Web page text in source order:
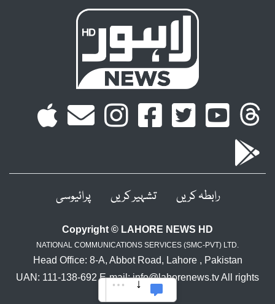
رابطہ کریں تشہیر کریں پرائیوسی
Copyright © LAHORE NEWS HD
NATIONAL COMMUNICATIONS SERVICES (SMC-PVT) LTD.
Head Office: 8-A, Abbot Road, Lahore , Pakistan
UAN: 111-138-692 E-mail: info@lahorenews.tv All rights
reserved.